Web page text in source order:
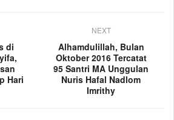
di
Hari
NEXT
Alhamdulillah, Bulan
Oktober 2016 Tercatat
95 Santri MA Unggulan
Nuris Hafal Nadlom
Imrithy